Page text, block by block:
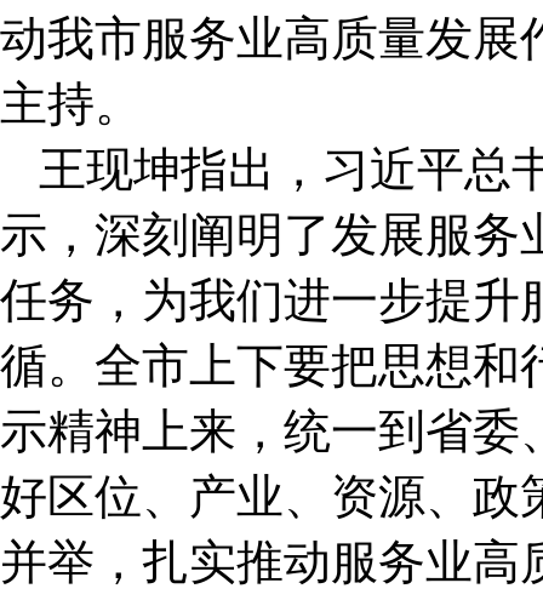
动我市服务业高质量发展
主持。
王现坤指出，习近平总
示，深刻阐明了发展服务
任务，为我们进一步提升
循。全市上下要把思想和
示精神上来，统一到省委
好区位、产业、资源、政
并举，扎实推动服务业高